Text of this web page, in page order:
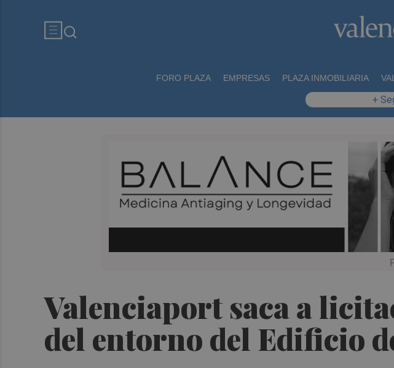
FORO PLAZA EMPRESAS PLAZA INMOBILIARIA
+
Valenciaport saca a
del entorno del Edificio